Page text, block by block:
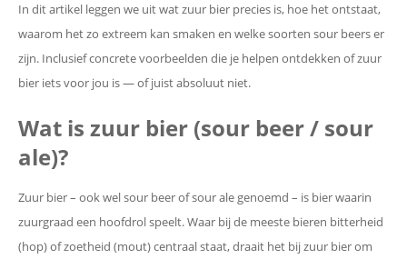
In dit artikel leggen we uit wat zuur bier precies is, hoe het ontstaat,
waarom het zo extreem kan smaken en welke soorten sour beers er
zijn. Inclusief concrete voorbeelden die je helpen ontdekken of zuur
bier iets voor jou is — of juist absoluut niet.
Wat is zuur bier (sour beer / sour
ale)?
Zuur bier – ook wel sour beer of sour ale genoemd – is bier waarin
zuurgraad een hoofdrol speelt. Waar bij de meeste bieren bitterheid
(hop) of zoetheid (mout) centraal staat, draait het bij zuur bier om